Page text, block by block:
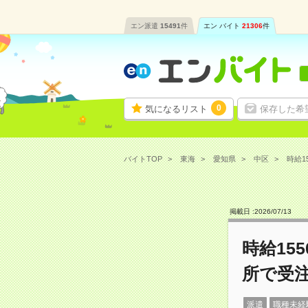
エン派遣 15491件 エン バイト 21306件
気になるリスト 0 保存した希
バイトTOP 東海 愛知県 中区 時給
掲載日 :2026/07/13
時給
所で受
派遣 職種未経